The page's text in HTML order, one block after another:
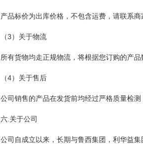
产品标价为出库价格，不包含运费，请联系商
（3）关于物流
所有货物均走正规物流，将根据您订购的产
（4）关于售后
公司销售的产品在发货前均经过严格质量检
六.关于公司
公司自成立以来，长期与鲁西集团，利华益